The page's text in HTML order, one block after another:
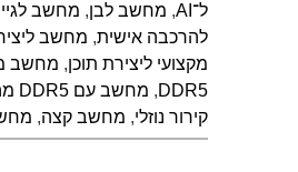
ל־AI
, מחשב לבן, מחשב
להרכבה אישית, מחשב
מקצועי ליצירת תוכן, מחשב
DDR5
, מחשב עם DDR5 מהיר
קירור נוזלי, מחשב קצה,